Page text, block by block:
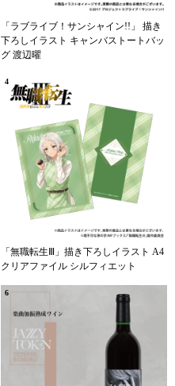
「ラブライブ！サンシャイン!!」 描き
下ろしイラスト キャンバストートバッ
グ 渡辺曜
4
「無職転生Ⅲ」描き下ろしイラスト A4
クリアファイル シルフィエット
6